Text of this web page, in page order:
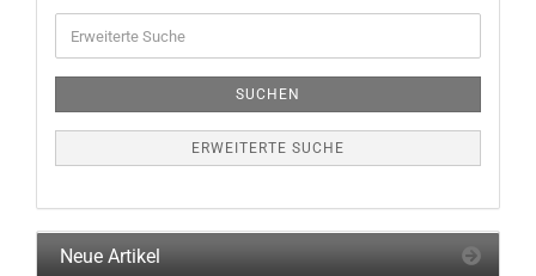
Suche
SUCHEN
ERWEITERTE SUCHE
Neue Artikel